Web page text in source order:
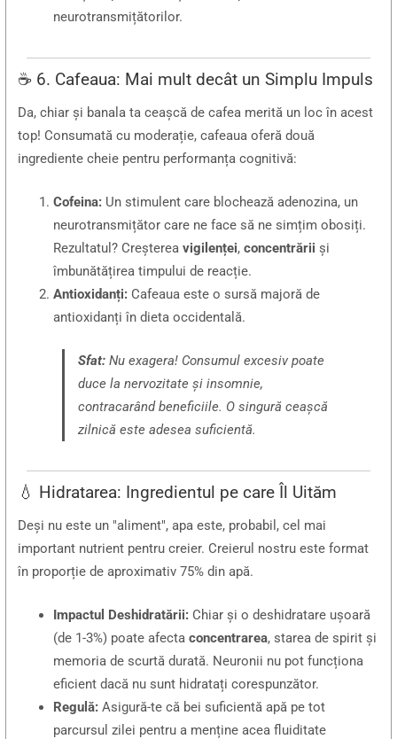
neurotransmițătorilor.
☕ 6. Cafeaua: Mai mult decât un Simplu Impuls
Da, chiar și banala ta ceașcă de cafea merită un loc în acest
top! Consumată cu moderație, cafeaua oferă două
ingrediente cheie pentru performanța cognitivă:
Cofeina: Un stimulent care blochează adenozina, un
neurotransmițător care ne face să ne simțim obosiți.
Rezultatul? Creștereavigilenței,concentrării și
îmbunătățirea timpului de reacție.
Antioxidanți: Cafeaua este o sursă majoră de
antioxidanți în dieta occidentală.
Sfat: Nu exagera! Consumul excesiv poate
duce la nervozitate și insomnie,
contracarând beneficiile. O singură ceașcă
zilnică este adesea suficientă.
💧 Hidratarea: Ingredientul pe care Îl Uităm
Deși nu este un "aliment", apa este, probabil, cel mai
important nutrient pentru creier. Creierul nostru este format
în proporție de aproximativ 75% din apă.
Impactul Deshidratării: Chiar și o deshidratare ușoară
(de 1-3%) poate afectaconcentrarea, starea de spirit și
memoria de scurtă durată. Neuronii nu pot funcționa
eficient dacă nu sunt hidratați corespunzător.
Regulă: Asigură-te că bei suficientă apă pe tot
parcursul zilei pentru a menține acea fluiditate